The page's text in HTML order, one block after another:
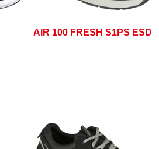
AIR 100 FRESH S1PS ESD